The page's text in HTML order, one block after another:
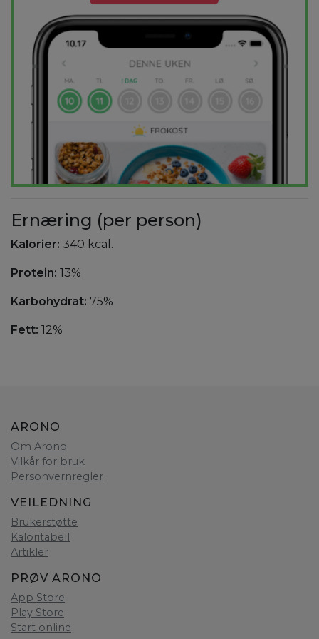
Ernæring (per person)
Kalorier: 340 kcal.
Protein: 13%
Karbohydrat: 75%
Fett: 12%
ARONO
Om Arono
Vilkår for bruk
Personvernregler
VEILEDNING
Brukerstøtte
Kaloritabell
Artikler
PRØV ARONO
App Store
Play Store
Start online